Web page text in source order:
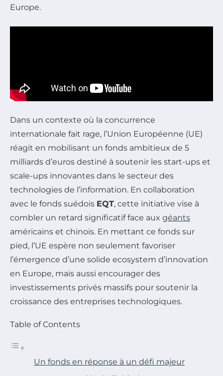
Europe.
Dans un contexte où la concurrence
internationale fait rage, l’Union Européenne (UE)
réagit en mobilisant un fonds ambitieux de 5
milliards d’euros destiné à soutenir les start-ups et
scale-ups innovantes dans le secteur des
technologies de l’information. En collaboration
avec le fonds suédois EQT, cette initiative vise à
combler un retard significatif face aux géants
américains et chinois. En mettant ce fonds sur
pied, l’UE espère non seulement favoriser
l’émergence d’une solide ecosystem d’innovation
en Europe, mais aussi encourager des
investissements privés massifs pour soutenir la
croissance des entreprises technologiques.
Table of Contents
Un fonds en réponse à un défi majeur